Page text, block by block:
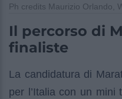
Ph credits Maurizio Orlando,
Il percorso di
finaliste
La candidatura di
per l’Italia con un